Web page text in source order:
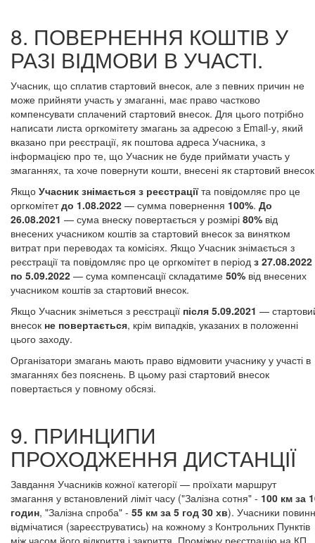
8. ПОВЕРНЕННЯ КОШТІВ У
РАЗІ ВІДМОВИ В УЧАСТІ.
Учасник, що сплатив стартовий внесок, але з певних причин не
може прийняти участь у змаганні, має право частково
компенсувати сплачений стартовий внесок. Для цього потрібно
написати листа оргкомітету змагань за адресою з Email-у, який
вказано при реєстрації, як поштова адреса Учасника, з
інформацією про те, що Учасник не буде приймати участь у
змаганнях, та хоче повернути кошти, внесені як стартовий
Якщо Учасник знімається з реєстраціїта повідомляє про це
оргкомітетдо 1.08.2022 — сумма повернення 100%. До
26.08.2021 — сума внеску повертається у розмірі 80% від
внесених учасником коштів за стартовий внесок за винятком
витрат при переводах та комісіях. Якщо Учасник знімається з
реєстрації та повідомляє про це оргкомітет в період з 27.08.2022
по 5.09.2022 — сума компенсації складатиме 50% від внесених
учасником коштів за стартовий внесок.
Якщо Учасник зніметься з реєстрації після 5.09.2021 —
внесок не повертається, крім випадків, указаних в положенні
цього заходу.
Організатори змагань мають право відмовити учаснику у участі в
змаганнях без пояснень. В цьому разі стартовий внесок
повертається у повному обсязі.
9. ПРИНЦИПИ
ПРОХОДЖЕННЯ ДИСТАНЦІЇ
Завдання Учасників кожної категорії — проїхати маршрут
змагання у встановлений ліміт часу ("Залізна сотня" - 100 км за
годин, "Залізна спроба" - 55 км за 5 год 30 хв). Учасники
відмічатися (зареєструватись) на кожному з Контрольних Пунктів
між часом його відкриття і закриття. Проміжну реєстрацію на КП